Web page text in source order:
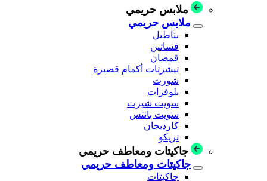
ملابس حريمي
ملابس حريمي
بناطيل
فساتين
قمصان
تيشرتات أكمام قصيرة
شورت
بلوفرات
سويت شيرت
سويت بانتس
كارديجان
تريكو
جاكيتات ومعاطف حريمي
جاكيتات ومعاطف حريمي
جاكيتات